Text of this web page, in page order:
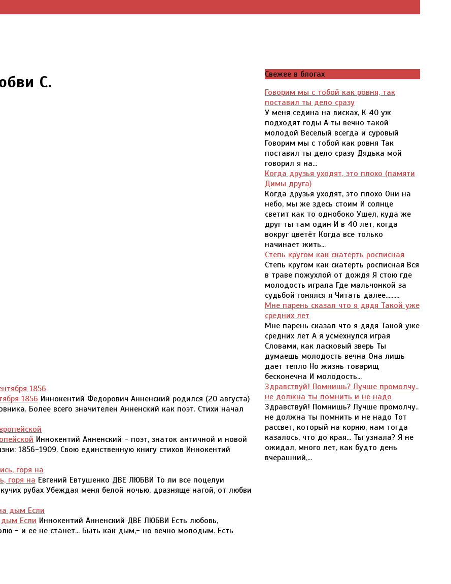
С.
1856 Иннокентий Федорович Анненский родился (20 августа)
Более всего значителен Анненский как поэт. Стихи начал
Иннокентий Анненский - поэт, знаток античной и новой
1856-1909. Свою единственную книгу стихов Иннокентий
горя на Евгений Евтушенко ДВЕ ЛЮБВИ То ли все поцелуи
рубах Убеждая меня белой ночью, дразняще нагой, от любви
Если Иннокентий Анненский ДВЕ ЛЮБВИ Есть любовь,
- и ее не станет... Быть как дым,- но вечно молодым. Есть
Свежее в блогах
Говорим мы с тобой как ровня, так
поставил ты дело сразу
У меня седина на висках, К 40 уж
подходят годы А ты вечно такой
молодой Веселый всегда и суровый
Говорим мы с тобой как ровня Так
поставил ты дело сразу Дядька мой
говорил я на...
Когда друзья уходят, это плохо (памяти
Димы друга)
Когда друзья уходят, это плохо Они на
небо, мы же здесь стоим И солнце
светит как то однобоко Ушел, куда же
друг ты там один И в 40 лет, когда
вокруг цветёт Когда все только
начинает жить...
Степь кругом как скатерть росписная
Степь кругом как скатерть росписная Вся
в траве пожухлой от дождя Я стою где
молодость играла Где мальчонкой за
судьбой гонялся я Читать далее.........
Мне парень сказал что я дядя Такой уже
средних лет
Мне парень сказал что я дядя Такой уже
средних лет А я усмехнулся играя
Словами, как ласковый зверь Ты
думаешь молодость вечна Она лишь
дает тепло Но жизнь товарищ
бесконечна И молодость...
Здравствуй! Помнишь? Лучше промолчу..
не должна ты помнить и не надо
Здравствуй! Помнишь? Лучше промолчу..
не должна ты помнить и не надо Тот
рассвет, который на корню, нам тогда
казалось, что до края... Ты узнала? Я не
ожидал, много лет, как будто день
вчерашний,...